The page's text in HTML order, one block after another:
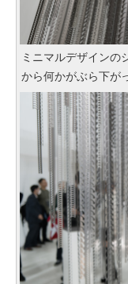
ミニマルデザインの
から何かがぶら下が